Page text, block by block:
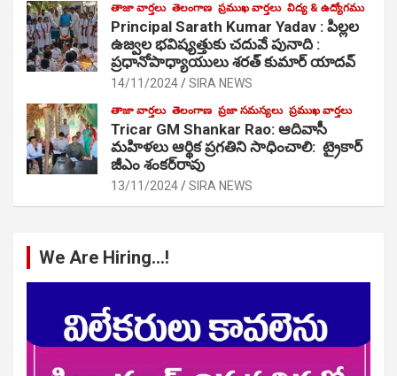
తాజా వార్తలు తెలంగాణ ప్రముఖ వార్తలు విద్య & ఉద్యోగము
Principal Sarath Kumar Yadav : పిల్లల
ఉజ్వల భవిష్యత్తుకు చదువే పునాది :
ప్రధానోపాధ్యాయులు శరత్ కుమార్ యాదవ్
14/11/2024 SIRA NEWS
తాజా వార్తలు తెలంగాణ ప్రజా సమస్యలు ప్రముఖ వార్తలు
Tricar GM Shankar Rao: ఆదివాసీ
మహిళలు ఆర్థిక ప్రగతిని సాధించాలి: ట్రైకార్
జీఎం శంకర్‌రావు
13/11/2024 SIRA NEWS
We Are Hiring…!